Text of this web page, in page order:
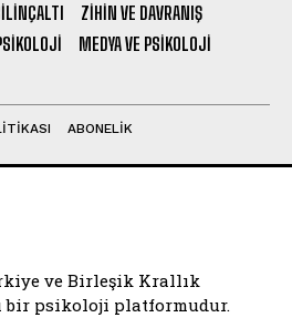
ZIHIN VE DAVRANIŞ
MEDYA VE PSIKOLOJI
ABONELIK
ve Birleşik Krallık
bir psikoloji platformudur.